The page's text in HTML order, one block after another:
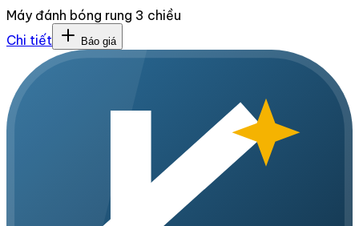
Máy đánh bóng rung 3 chiều
Chi tiết
Báo giá